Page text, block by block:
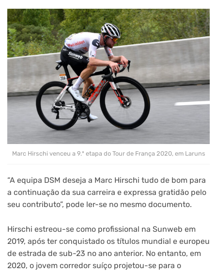
Marc Hirschi venceu a 9.ª etapa do Tour de França 2020, em Laruns
“A equipa DSM deseja a Marc Hirschi tudo de bom para
a continuação da sua carreira e expressa gratidão pelo
seu contributo”, pode ler-se no mesmo documento.
Hirschi estreou-se como profissional na Sunweb em
2019, após ter conquistado os títulos mundial e europeu
de estrada de sub-23 no ano anterior. No entanto, em
2020, o jovem corredor suíço projetou-se para o